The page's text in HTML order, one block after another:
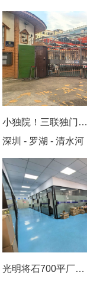
小独院！三联独门独院上下两层2350平租金25元合同
深圳 - 罗湖 - 清水河
光明将石700平厂房，停车方便，交通便利原房东精装修